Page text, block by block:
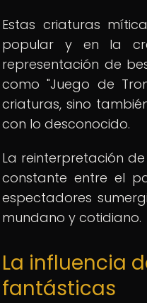
Estas criaturas
popular y en la
representación de
como "Juego de
criaturas, sino
con lo desconocido.
La reinterpretación
constante entre el
espectadores
mundano y cotidiano.
La influencia
fantásticas